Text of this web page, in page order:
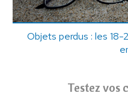
Objets perdus : les
Testez vos